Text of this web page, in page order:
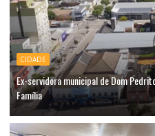
CIDADE
Ex-servidora municipal de Dom
Família